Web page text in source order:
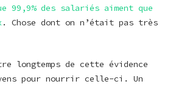
99,9% des salariés aiment que
. Chose dont on n’était pas très
longtemps de cette évidence
pour nourrir celle-ci. Un